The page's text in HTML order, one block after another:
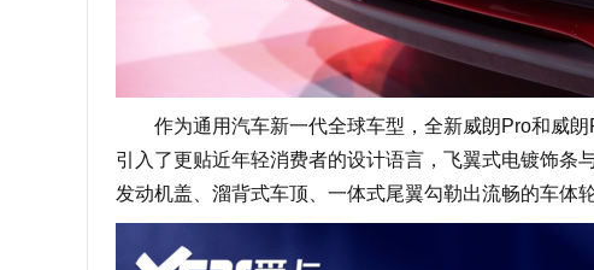
作为通用汽车新一代全球车型，全新威朗Pro和威朗
引入了更贴近年轻消费者的设计语言，飞翼式电镀饰条
发动机盖、溜背式车顶、一体式尾翼勾勒出流畅的车体